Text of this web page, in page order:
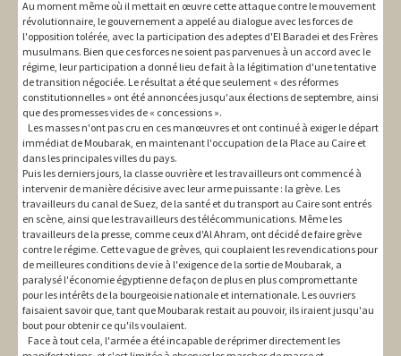
Au moment même où il mettait en œuvre cette attaque contre le mouvement
révolutionnaire, le gouvernement a appelé au dialogue avec les forces de
l'opposition tolérée, avec la participation des adeptes d'El Baradei et des Frères
musulmans. Bien que ces forces ne soient pas parvenues à un accord avec le
régime, leur participation a donné lieu de fait à la légitimation d'une tentative
de transition négociée. Le résultat a été que seulement « des réformes
constitutionnelles » ont été annoncées jusqu'aux élections de septembre, ainsi
que des promesses vides de « concessions ».
Les masses n'ont pas cru en ces manœuvres et ont continué à exiger le départ
immédiat de Moubarak, en maintenant l'occupation de la Place au Caire et
dans les principales villes du pays.
Puis les derniers jours, la classe ouvrière et les travailleurs ont commencé à
intervenir de manière décisive avec leur arme puissante : la grève. Les
travailleurs du canal de Suez, de la santé et du transport au Caire sont entrés
en scène, ainsi que les travailleurs des télécommunications. Même les
travailleurs de la presse, comme ceux d'Al Ahram, ont décidé de faire grève
contre le régime. Cette vague de grèves, qui couplaient les revendications pour
de meilleures conditions de vie à l'exigence de la sortie de Moubarak, a
paralysé l'économie égyptienne de façon de plus en plus compromettante
pour les intérêts de la bourgeoisie nationale et internationale. Les ouvriers
faisaient savoir que, tant que Moubarak restait au pouvoir, ils iraient jusqu'au
bout pour obtenir ce qu'ils voulaient.
Face à tout cela, l'armée a été incapable de réprimer directement les